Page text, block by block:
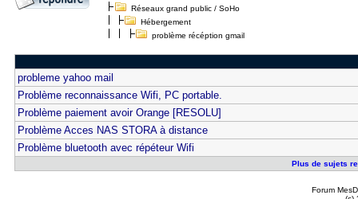
Réseaux grand public / SoHo
Hébergement
problème récéption gmail
probleme yahoo mail
Problème reconnaissance Wifi, PC portable.
Problème paiement avoir Orange [RESOLU]
Problème Acces NAS STORA à distance
Problème bluetooth avec répéteur Wifi
Plus de sujets
Forum